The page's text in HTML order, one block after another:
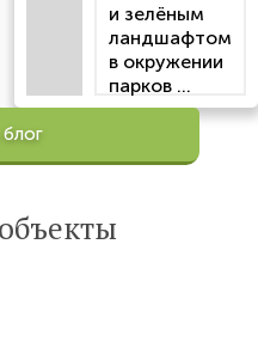
и зелёным
ландшафтом
в окружении
парков ...
Просмотров:
Опубликована: